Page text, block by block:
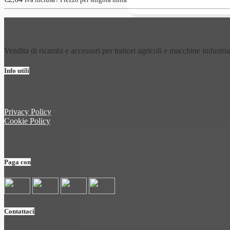
Vendita di ricambi e accessori per trattori agricoli e macchine
Info utili
Privacy Policy
Cookie Policy
Paga con
Contattaci